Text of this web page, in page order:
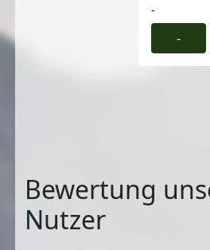
-
-
Bewertung
Nutzer